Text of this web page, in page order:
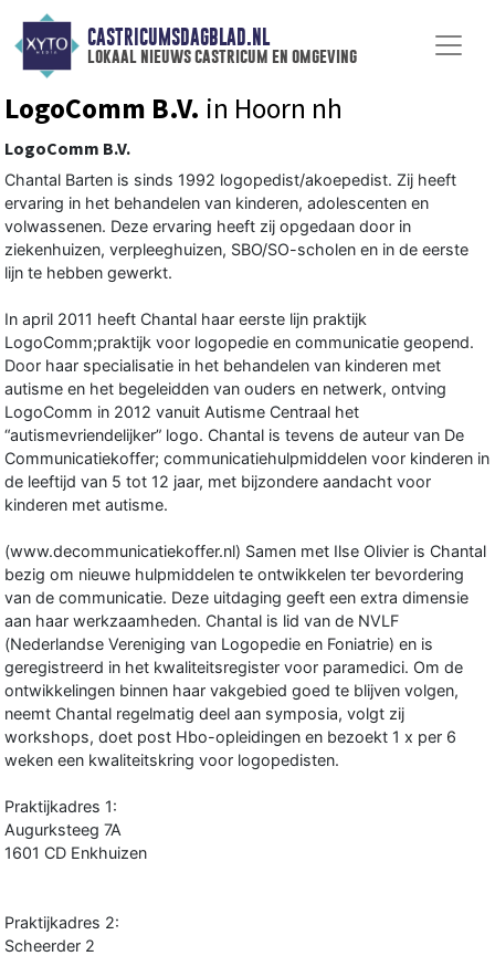
CASTRICUMSDAGBLAD.NL
lokaal nieuws castricum en omgeving
LogoComm B.V. in Hoorn nh
LogoComm B.V.
Chantal Barten is sinds 1992 logopedist/akoepedist. Zij heeft
ervaring in het behandelen van kinderen, adolescenten en
volwassenen. Deze ervaring heeft zij opgedaan door in
ziekenhuizen, verpleeghuizen, SBO/SO-scholen en in de eerste
lijn te hebben gewerkt.
In april 2011 heeft Chantal haar eerste lijn praktijk
LogoComm;praktijk voor logopedie en communicatie geopend.
Door haar specialisatie in het behandelen van kinderen met
autisme en het begeleidden van ouders en netwerk, ontving
LogoComm in 2012 vanuit Autisme Centraal het
“autismevriendelijker” logo. Chantal is tevens de auteur van De
Communicatiekoffer; communicatiehulpmiddelen voor kinderen in
de leeftijd van 5 tot 12 jaar, met bijzondere aandacht voor
kinderen met autisme.
(www.decommunicatiekoffer.nl) Samen met Ilse Olivier is Chantal
bezig om nieuwe hulpmiddelen te ontwikkelen ter bevordering
van de communicatie. Deze uitdaging geeft een extra dimensie
aan haar werkzaamheden. Chantal is lid van de NVLF
(Nederlandse Vereniging van Logopedie en Foniatrie) en is
geregistreerd in het kwaliteitsregister voor paramedici. Om de
ontwikkelingen binnen haar vakgebied goed te blijven volgen,
neemt Chantal regelmatig deel aan symposia, volgt zij
workshops, doet post Hbo-opleidingen en bezoekt 1 x per 6
weken een kwaliteitskring voor logopedisten.
Praktijkadres 1:
Augurksteeg 7A
1601 CD Enkhuizen
Praktijkadres 2:
Scheerder 2